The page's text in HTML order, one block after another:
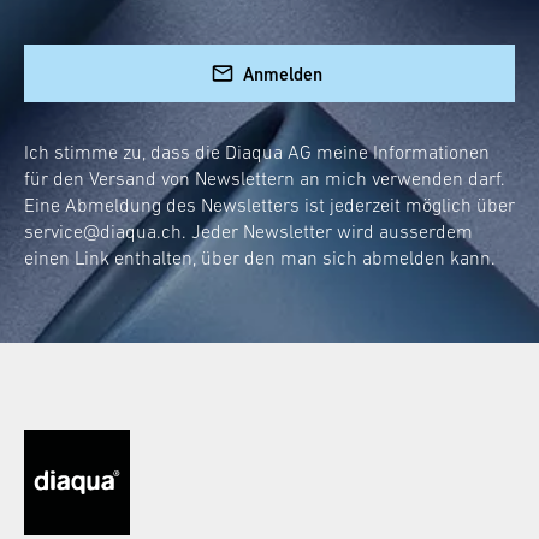
Besonderes! Und jetzt kannst du diesen
exklusiven Trend direkt nach Hause holen.
Aber unsere Flugzeugtrolleys sind nicht nur
schön anzusehen:
Sie bieten eine Menge Stauraum.
Sind robust und langlebig.
Einfach zu reinigen und zu pflegen.
Flexibel einsetzbar und mobil dank
Rollen.
sie sich perfekt an deine Bedürfnisse anpassen
Anmelden
Ich stimme zu, dass die Diaqua AG meine Informationen
für den Versand von Newslettern an mich verwenden darf.
Eine Abmeldung des Newsletters ist jederzeit möglich über
service@diaqua.ch. Jeder Newsletter wird ausserdem
einen Link enthalten, über den man sich abmelden kann.